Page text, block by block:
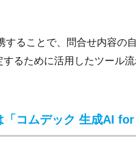
ることで、 問合せ内容の
るために活用したツール
コムデック 生成AI